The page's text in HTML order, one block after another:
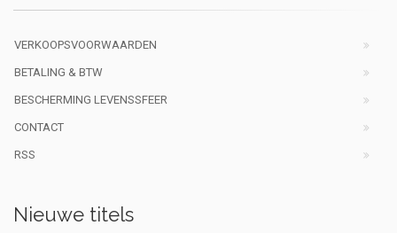
VERKOOPSVOORWAARDEN
BETALING & BTW
BESCHERMING LEVENSSFEER
CONTACT
RSS
Nieuwe titels